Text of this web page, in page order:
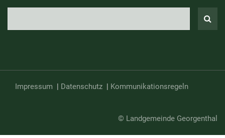
Impressum | Datenschutz | Kommunikationsregeln
© Landgemeinde Georgenthal